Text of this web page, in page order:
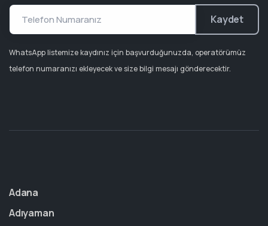
Kaydet
WhatsApp listemize kaydınız için başvurduğunuzda, operatörümüz
telefon numaranızı ekleyecek ve size bilgi mesajı gönderecektir.
Adana
Adıyaman